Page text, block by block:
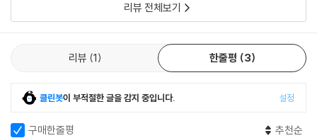
리뷰 전체보기
리뷰 1 한줄평 3
클린봇이 부적절한 글을 감지 중입니다. 설정
구매한줄평 추천순